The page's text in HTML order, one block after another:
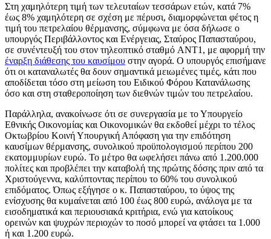
Στη χαμηλότερη τιμή των τελευταίων τεσσάρων ετών, κατά 7%
έως 8% χαμηλότερη σε σχέση με πέρυσι, διαμορφώνεται φέτος η
τιμή του πετρελαίου θέρμανσης, σύμφωνα με όσα δήλωσε ο
υπουργός Περιβάλλοντος και Ενέργειας, Σταύρος Παπασταύρου,
σε συνέντευξή του στον τηλεοπτικό σταθμό ANT1, με αφορμή την
έναρξη διάθεσης του καυσίμου στην αγορά. Ο υπουργός επισήμανε
ότι οι καταναλωτές θα δουν σημαντικά μειωμένες τιμές, κάτι που
αποδίδεται τόσο στη μείωση του Ειδικού Φόρου Κατανάλωσης
όσο και στη σταθεροποίηση των διεθνών τιμών του πετρελαίου.
Παράλληλα, ανακοίνωσε ότι σε συνεργασία με το Υπουργείο
Εθνικής Οικονομίας και Οικονομικών θα εκδοθεί μέχρι το τέλος
Οκτωβρίου Κοινή Υπουργική Απόφαση για την επιδότηση
καυσίμων θέρμανσης, συνολικού προϋπολογισμού περίπου 200
εκατομμυρίων ευρώ. Το μέτρο θα ωφελήσει πάνω από 1.200.000
πολίτες και προβλέπει την καταβολή της πρώτης δόσης πριν από τα
Χριστούγεννα, καλύπτοντας περίπου το 60% του συνολικού
επιδόματος. Όπως εξήγησε ο κ. Παπασταύρου, το ύψος της
ενίσχυσης θα κυμαίνεται από 100 έως 800 ευρώ, ανάλογα με τα
εισοδηματικά και περιουσιακά κριτήρια, ενώ για κατοίκους
ορεινών και ψυχρών περιοχών το ποσό μπορεί να φτάσει τα 1.000
ή και 1.200 ευρώ.